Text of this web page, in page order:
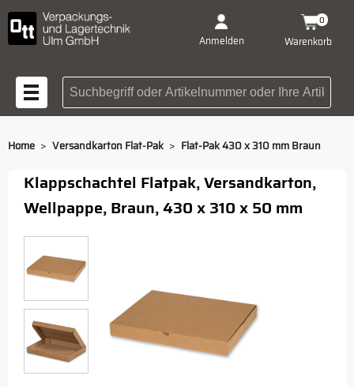
Anmelden Warenkorb
0
Suchbegriff oder
Home > Versandkarton Flat-Pak > Flat-Pak 430 x 310 mm Braun
Klappschachtel Flatpak, Versandkarton,
Wellpappe, Braun, 430 x 310 x 50 mm